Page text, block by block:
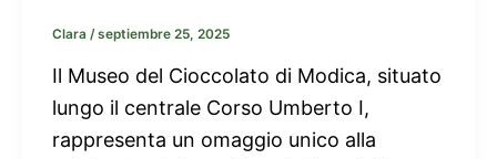
Clara /septiembre 25, 2025
Il Museo del Cioccolato di Modica, situato
lungo il centrale Corso Umberto I,
rappresenta un omaggio unico alla